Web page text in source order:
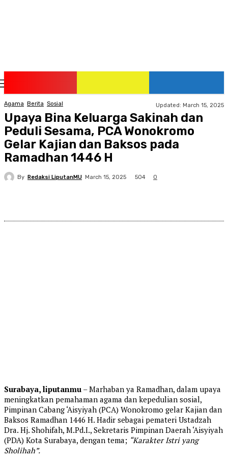
Agama Berita Sosial Updated: March 15, 2025
Upaya Bina Keluarga Sakinah dan
Peduli Sesama, PCA Wonokromo
Gelar Kajian dan Baksos pada
Ramadhan 1446 H
By Redaksi LiputanMU March 15, 2025 504 0
Surabaya, liputanmu – Marhaban ya Ramadhan, dalam upaya
meningkatkan pemahaman agama dan kepedulian sosial,
Pimpinan Cabang ‘Aisyiyah (PCA) Wonokromo gelar Kajian dan
Baksos Ramadhan 1446 H. Hadir sebagai pemateri Ustadzah
Dra. Hj. Shohifah, M.Pd.I., Sekretaris Pimpinan Daerah ‘Aisyiyah
(PDA) Kota Surabaya, dengan tema; “Karakter Istri yang
Sholihah”.